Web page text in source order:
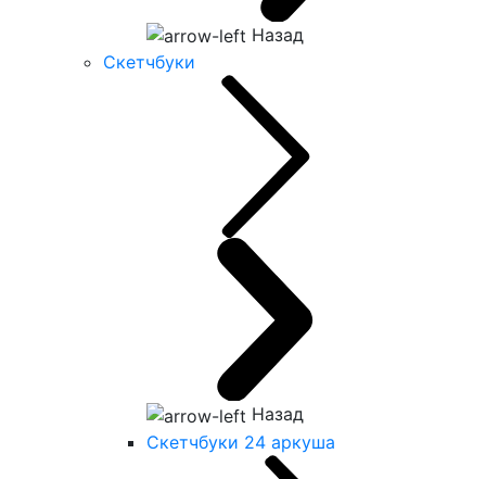
Назад
Скетчбуки
Назад
Скетчбуки 24 аркуша